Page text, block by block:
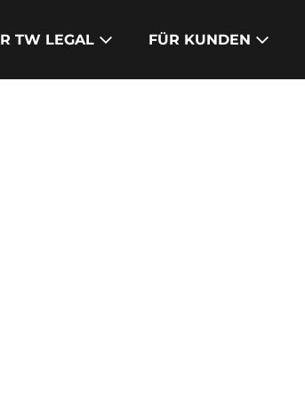
TW LEGAL FÜR KUNDEN